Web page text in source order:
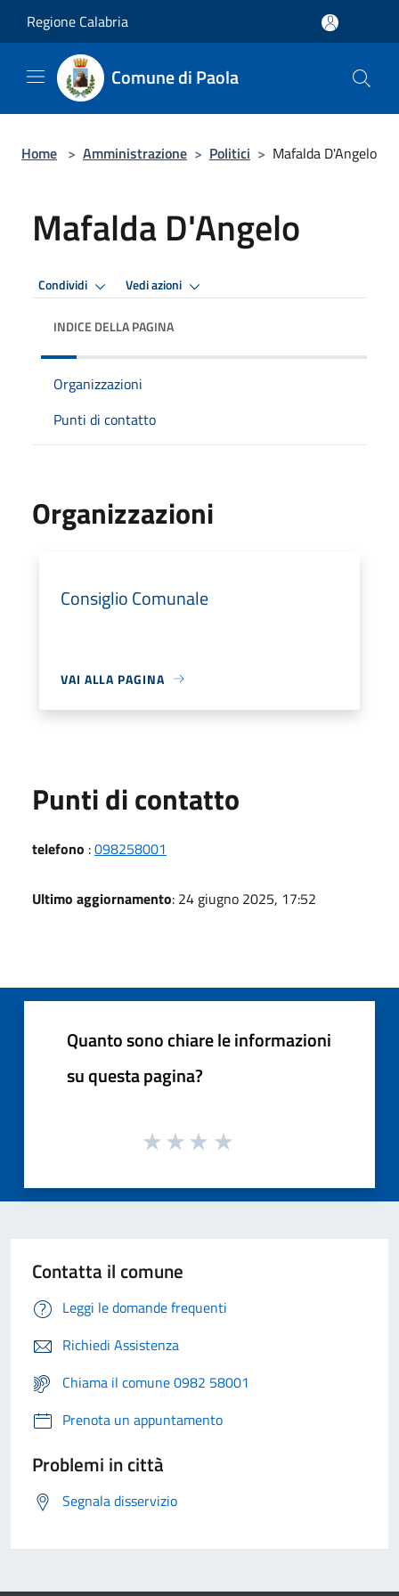
Regione Calabria
Comune di Paola
Home > Amministrazione > Politici > Mafalda D'Angelo
Mafalda D'Angelo
Condividi Vedi azioni
INDICE DELLA PAGINA
Organizzazioni
Punti di contatto
Organizzazioni
Consiglio Comunale
VAI ALLA PAGINA
Punti di contatto
telefono :098258001
Ultimo aggiornamento: 24 giugno 2025, 17:52
Quanto sono chiare le informazioni
su questa pagina?
Contatta il comune
Leggi le domande frequenti
Richiedi Assistenza
Chiama il comune 0982 58001
Prenota un appuntamento
Problemi in città
Segnala disservizio